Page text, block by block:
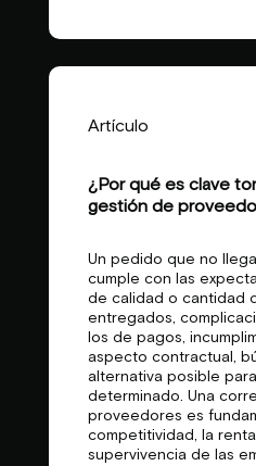
Artículo
¿Por qué es clave
gestión de
Un pedido que no
cumple con las
de calidad o cantidad
entregados,
los de pagos,
aspecto contractual,
alternativa posible
determinado. Una
proveedores es
competitividad, la
supervivencia de las